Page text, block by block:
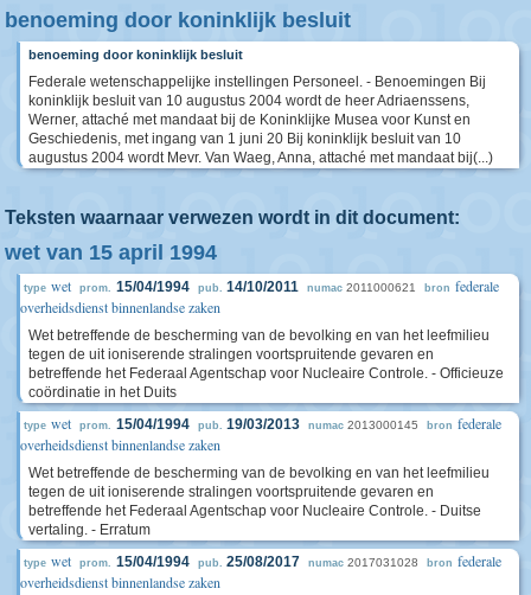
benoeming door koninklijk besluit
benoeming door koninklijk besluit
Federale wetenschappelijke instellingen Personeel. - Benoemingen Bij
koninklijk besluit van 10 augustus 2004 wordt de heer Adriaenssens,
Werner, attaché met mandaat bij de Koninklijke Musea voor Kunst en
Geschiedenis, met ingang van 1 juni 20 Bij koninklijk besluit van 10
augustus 2004 wordt Mevr. Van Waeg, Anna, attaché met mandaat bij(...)
Teksten waarnaar verwezen wordt in dit document:
wet van 15 april 1994
type wet prom. 15/04/1994 pub. 14/10/2011 numac 2011000621 bron federale
overheidsdienst binnenlandse zaken
Wet betreffende de bescherming van de bevolking en van het leefmilieu
tegen de uit ioniserende stralingen voortspruitende gevaren en
betreffende het Federaal Agentschap voor Nucleaire Controle. - Officieuze
coördinatie in het Duits
type wet prom. 15/04/1994 pub. 19/03/2013 numac 2013000145 bron federale
overheidsdienst binnenlandse zaken
Wet betreffende de bescherming van de bevolking en van het leefmilieu
tegen de uit ioniserende stralingen voortspruitende gevaren en
betreffende het Federaal Agentschap voor Nucleaire Controle. - Duitse
vertaling. - Erratum
type wet prom. 15/04/1994 pub. 25/08/2017 numac 2017031028 bron federale
overheidsdienst binnenlandse zaken